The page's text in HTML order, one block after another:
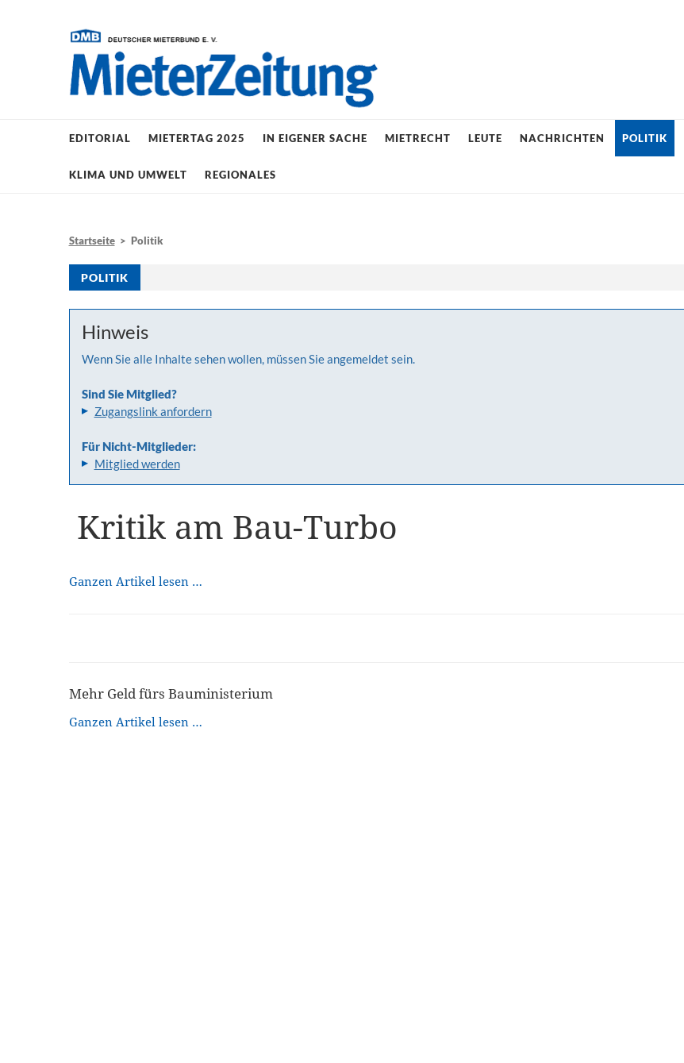
EDITORIAL MIETERTAG 2025 IN EIGENER SACHE MIETRECHT LEUTE NACHRICHTEN POLITIK
KLIMA UND UMWELT REGIONALES
Startseite> Politik
POLITIK
Hinweis
Wenn Sie alle Inhalte sehen wollen, müssen Sie angemeldet sein.
Sind Sie Mitglied?
Zugangslink anfordern
Für Nicht-Mitglieder:
Mitglied werden
Kritik am Bau-Turbo
Ganzen Artikel lesen …
Mehr Geld fürs Bauministerium
Ganzen Artikel lesen …